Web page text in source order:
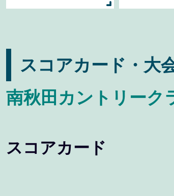
スコアカード・大
南秋田カントリー
スコアカード